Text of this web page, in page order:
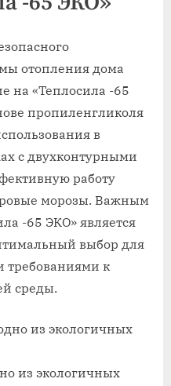
отопления дома
на «Теплосила -65
пропиленгликоля
в
с двухконтурными
работу
морозы. Важным
-65 ЭКО» является
выбор для
требованиями к
среды.
из экологичных